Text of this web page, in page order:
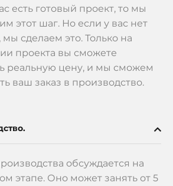
есть готовый проект, то мы
этот шаг. Но если у вас нет
мы сделаем это. Только на
проекта вы сможете
реальную цену, и мы сможем
ваш заказ в производство.
обсуждается на
этапе. Оно может занять от 5